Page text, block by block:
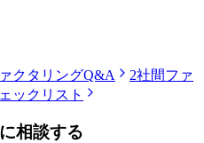
クタリングQ&A 2社間ファ
ックリスト
に相談する